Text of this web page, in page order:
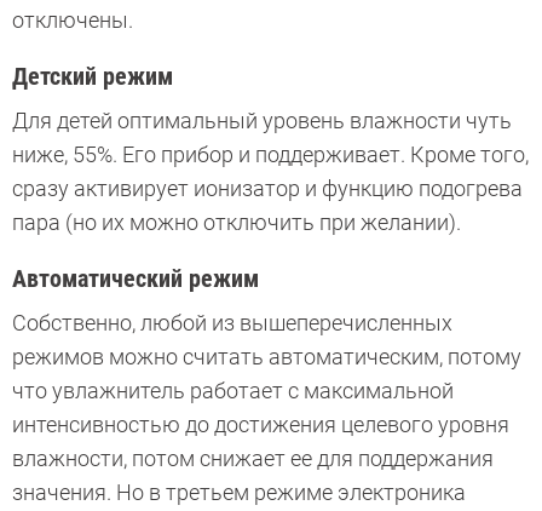
отключены.
Детский режим
Для детей оптимальный уровень влажности чуть
ниже, 55%. Его прибор и поддерживает. Кроме того,
сразу активирует ионизатор и функцию подогрева
пара (но их можно отключить при желании).
Автоматический режим
Собственно, любой из вышеперечисленных
режимов можно считать автоматическим, потому
что увлажнитель работает с максимальной
интенсивностью до достижения целевого уровня
влажности, потом снижает ее для поддержания
значения. Но в третьем режиме электроника